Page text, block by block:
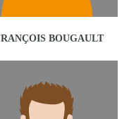
BOUGAULT